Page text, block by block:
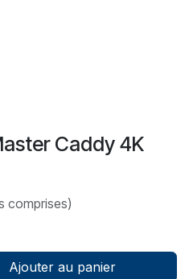
Caddy 4K
comprises)
Ajouter au panier